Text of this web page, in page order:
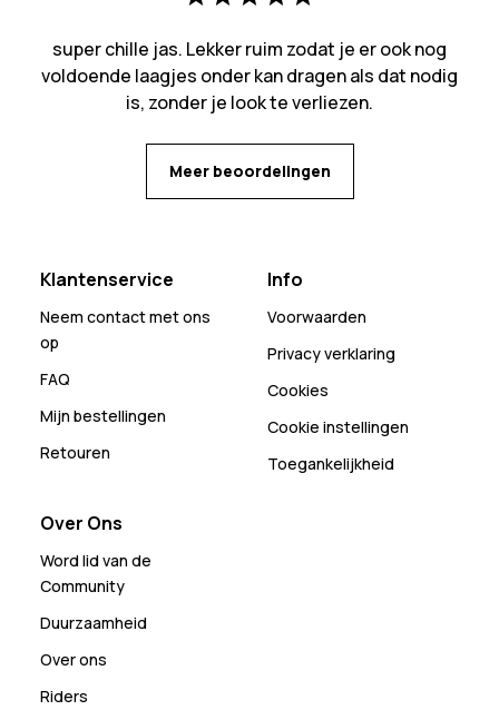
super chille jas. Lekker ruim zodat je er ook nog
voldoende laagjes onder kan dragen als dat nodig
is, zonder je look te verliezen.
Meer beoordelingen
Klantenservice
Neem contact met ons
op
FAQ
Mijn bestellingen
Retouren
Info
Voorwaarden
Privacy verklaring
Cookies
Cookie instellingen
Toegankelijkheid
Over Ons
Word lid van de
Community
Duurzaamheid
Over ons
Riders